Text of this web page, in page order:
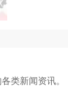
类新闻资讯。